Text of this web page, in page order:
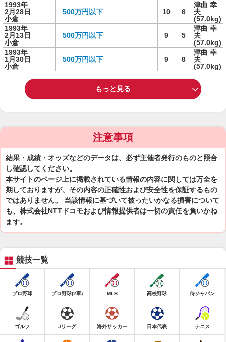
1993年
2月28日
小倉
500万円以下 10 6
津曲 幸
夫
(57.0kg)
1993年
2月13日
小倉
500万円以下 9 5
津曲 幸
夫
(57.0kg)
1993年
1月30日
小倉
500万円以下 9 8
津曲 幸
夫
(57.0kg)
もっと見る
注意事項
結果・成績・オッズなどのデータは、必ず主催者発行のものと照合
し確認してください。
本サイトのページ上に掲載されている情報の内容に関しては万全を
期しておりますが、その内容の正確性および安全性を保証するもの
ではありません。 当該情報に基づいて被ったいかなる損害について
も、株式会社NTTドコモおよび情報提供者は一切の責任を負いかね
ます。
競技一覧
プロ野球 プロ野球(2軍) MLB 高校野球 侍ジャパン
ゴルフ Jリーグ 海外サッカー 日本代表 テニス